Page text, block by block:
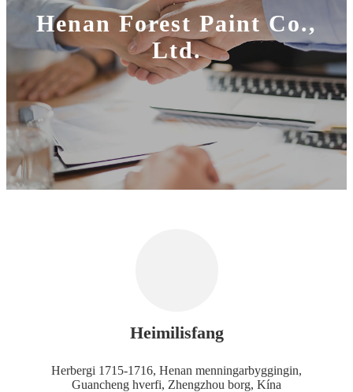
Henan Forest Paint Co.,
Ltd.
Heimilisfang
Herbergi 1715-1716, Henan menningarbyggingin,
Guancheng hverfi, Zhengzhou borg, Kína